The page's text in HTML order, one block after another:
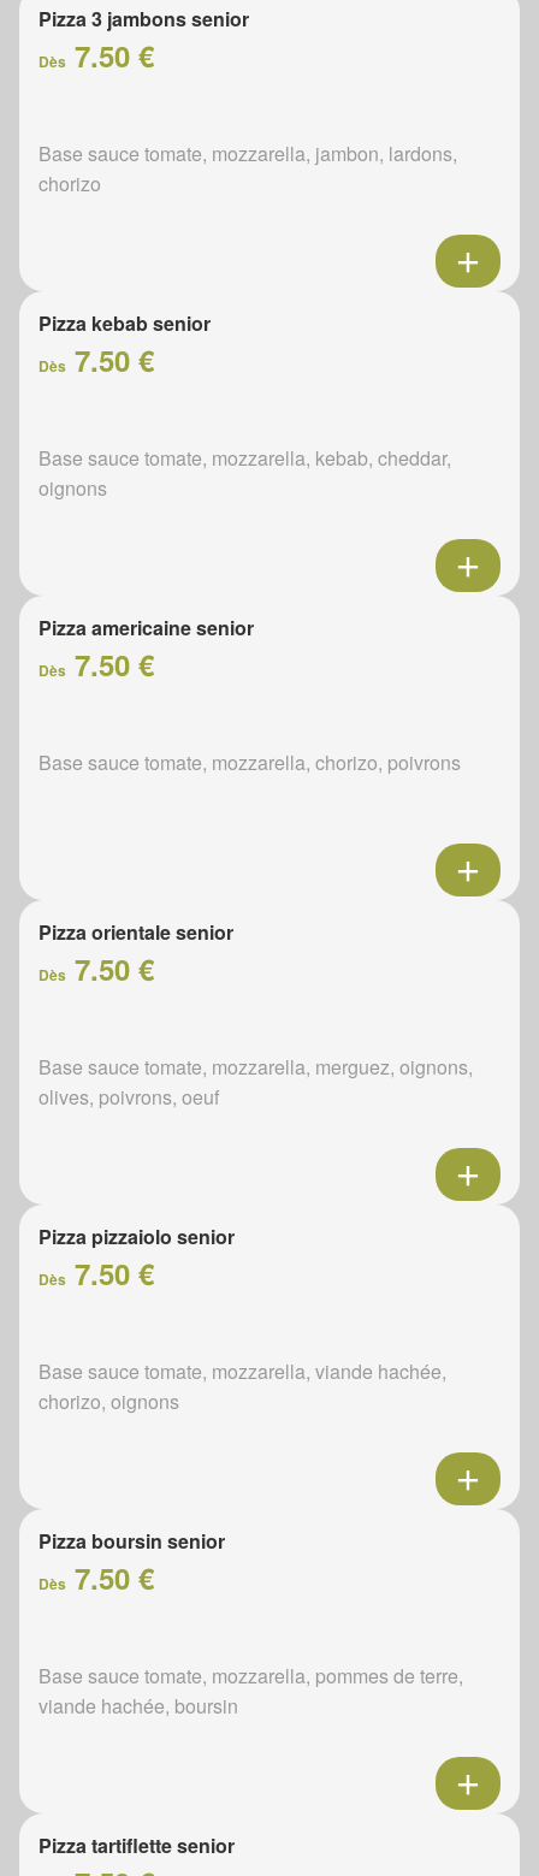
Pizza 3 jambons senior
Dès 7.50 €
Base sauce tomate, mozzarella, jambon, lardons,
chorizo
Pizza kebab senior
Dès 7.50 €
Base sauce tomate, mozzarella, kebab, cheddar,
oignons
Pizza americaine senior
Dès 7.50 €
Base sauce tomate, mozzarella, chorizo, poivrons
Pizza orientale senior
Dès 7.50 €
Base sauce tomate, mozzarella, merguez, oignons,
olives, poivrons, oeuf
Pizza pizzaiolo senior
Dès 7.50 €
Base sauce tomate, mozzarella, viande hachée,
chorizo, oignons
Pizza boursin senior
Dès 7.50 €
Base sauce tomate, mozzarella, pommes de terre,
viande hachée, boursin
Pizza tartiflette senior